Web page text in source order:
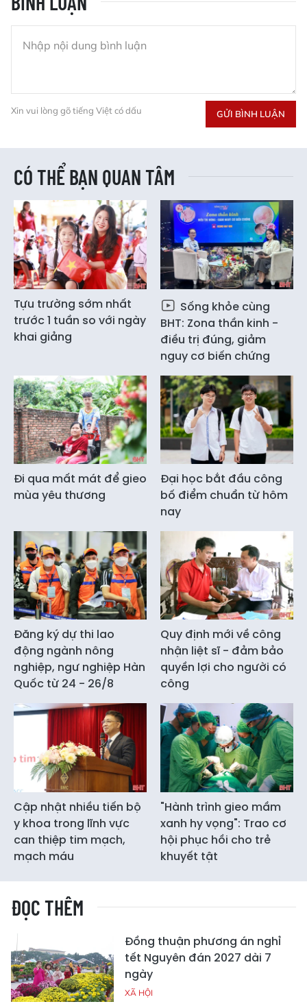
Xin vui lòng gõ tiếng Việt có dấu GỬI BÌNH LUẬN
CÓ THỂ BẠN QUAN TÂM
Tựu trường sớm nhất
trước 1 tuần so với ngày
khai giảng
Sống khỏe cùng
BHT: Zona thần kinh -
điều trị đúng, giảm
nguy cơ biến chứng
Đi qua mất mát để gieo
mùa yêu thương
Đại học bắt đầu công
bố điểm chuẩn từ hôm
nay
Đăng ký dự thi lao
động ngành nông
nghiệp, ngư nghiệp Hàn
Quốc từ 24 - 26/8
Quy định mới về công
nhận liệt sĩ - đảm bảo
quyền lợi cho người có
công
Cập nhật nhiều tiến bộ
y khoa trong lĩnh vực
can thiệp tim mạch,
mạch máu
"Hành trình gieo mầm
xanh hy vọng": Trao cơ
hội phục hồi cho trẻ
khuyết tật
ĐỌC THÊM
Đồng thuận phương án nghỉ
tết Nguyên đán 2027 dài 7
ngày
XÃ HỘI